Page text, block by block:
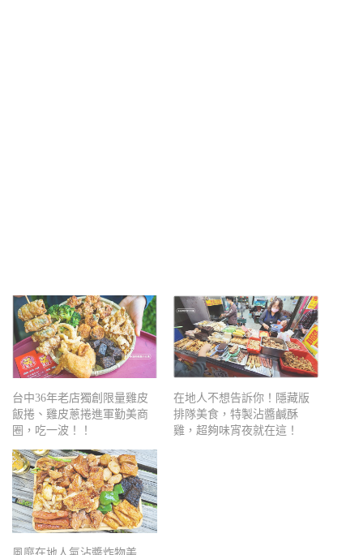
台中36年老店獨創限量雞皮
飯捲、雞皮蔥捲進軍勤美商
圈，吃一波！！
在地人不想告訴你！隱藏版
排隊美食，特製沾醬鹹酥
雞，超夠味宵夜就在這！